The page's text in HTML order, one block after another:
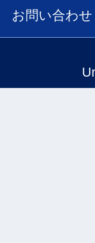
お問い合わせ